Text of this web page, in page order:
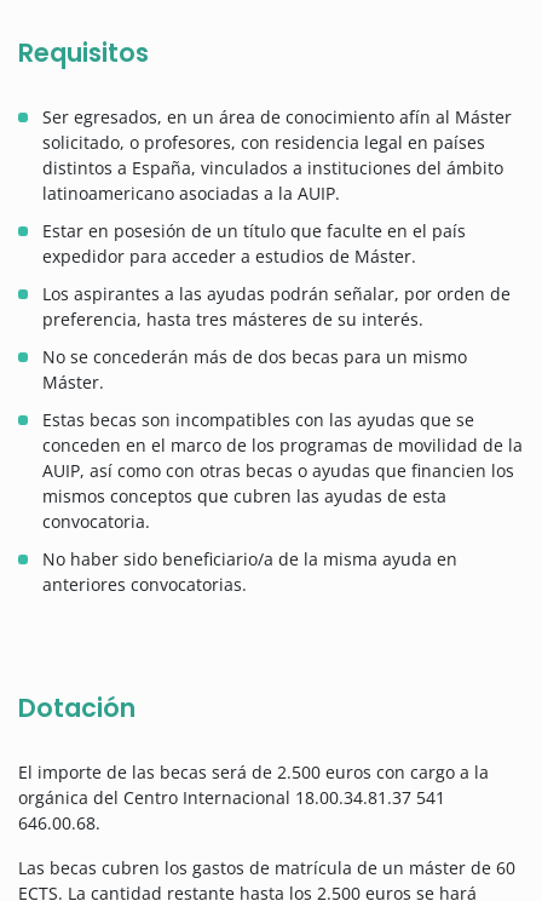
Requisitos
Ser egresados, en un área de conocimiento afín al Máster
solicitado, o profesores, con residencia legal en países
distintos a España, vinculados a instituciones del ámbito
latinoamericano asociadas a la AUIP.
Estar en posesión de un título que faculte en el país
expedidor para acceder a estudios de Máster.
Los aspirantes a las ayudas podrán señalar, por orden de
preferencia, hasta tres másteres de su interés.
No se concederán más de dos becas para un mismo
Máster.
Estas becas son incompatibles con las ayudas que se
conceden en el marco de los programas de movilidad de la
AUIP, así como con otras becas o ayudas que financien los
mismos conceptos que cubren las ayudas de esta
convocatoria.
No haber sido beneficiario/a de la misma ayuda en
anteriores convocatorias.
Dotación
El importe de las becas será de 2.500 euros con cargo a la
orgánica del Centro Internacional 18.00.34.81.37 541
646.00.68.
Las becas cubren los gastos de matrícula de un máster de 60
ECTS. La cantidad restante hasta los 2.500 euros se hará